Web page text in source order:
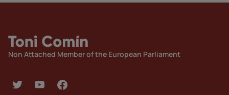
les
Non Attached Member of the European Parliament